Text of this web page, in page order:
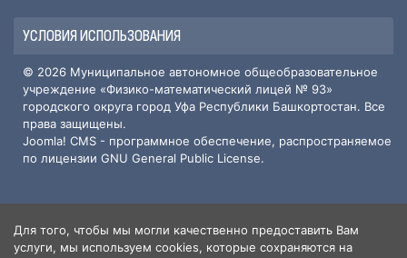
УСЛОВИЯ ИСПОЛЬЗОВАНИЯ
© 2026 Муниципальное автономное общеобразовательное
учреждение «Физико-математический лицей № 93»
городского округа город Уфа Республики Башкортостан. Все
права защищены.
Joomla! CMS - программное обеспечение, распространяемое
по лицензии GNU General Public License.
ИНФОРМАЦИЯ О САЙТЕ
Для того, чтобы мы могли качественно предоставить Вам
услуги, мы используем cookies, которые сохраняются на